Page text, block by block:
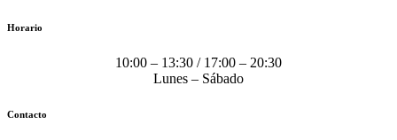
Horario
10:00 – 13:30 / 17:00 – 20:30
Lunes – Sábado
Contacto